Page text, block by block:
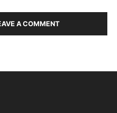
A COMMENT